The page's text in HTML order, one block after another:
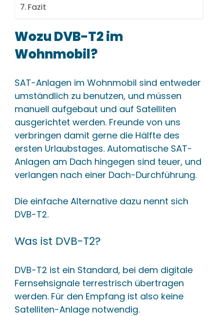
Fazit
Wozu DVB-T2 im
Wohnmobil?
SAT-Anlagen im Wohnmobil sind entweder
umständlich zu benutzen, und müssen
manuell aufgebaut und auf Satelliten
ausgerichtet werden. Freunde von uns
verbringen damit gerne die Hälfte des
ersten Urlaubstages. Automatische SAT-
Anlagen am Dach hingegen sind teuer, und
verlangen nach einer Dach-Durchführung.
Die einfache Alternative dazu nennt sich
DVB-T2.
Was ist DVB-T2?
DVB-T2 ist ein Standard, bei dem digitale
Fernsehsignale terrestrisch übertragen
werden. Für den Empfang ist also keine
Satelliten-Anlage notwendig.